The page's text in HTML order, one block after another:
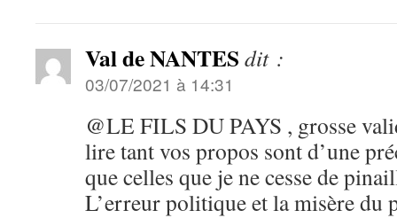
Val de NANTES dit :
03/07/2021 à 14:31
@LE FILS DU PAYS , grosse
lire tant vos propos sont d’une
que celles que je ne cesse de
L’erreur politique et la misère du